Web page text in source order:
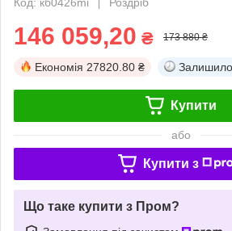
146 059,20 ₴ 173 880 ₴
Економія 27820.80 ₴
Купити
або
Купити з
Що таке купити з Пром?